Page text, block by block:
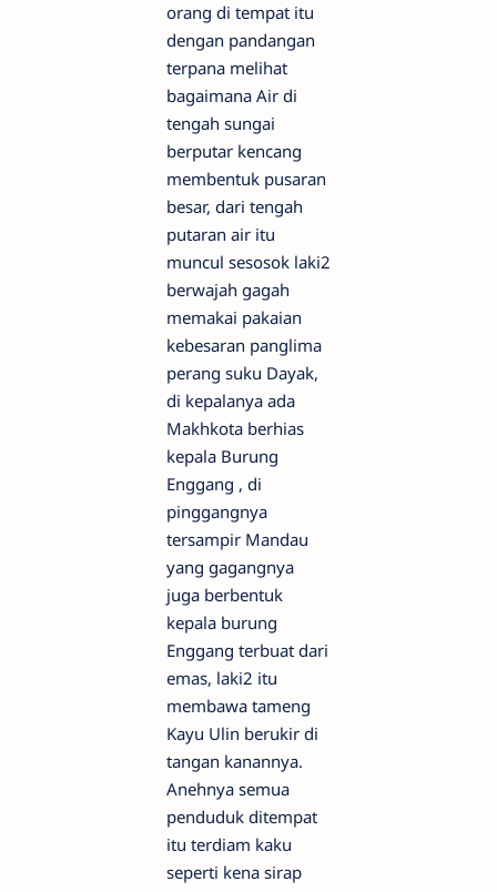
orang di tempat itu
dengan pandangan
terpana melihat
bagaimana Air di
tengah sungai
berputar kencang
membentuk pusaran
besar, dari tengah
putaran air itu
muncul sesosok laki2
berwajah gagah
memakai pakaian
kebesaran panglima
perang suku Dayak,
di kepalanya ada
Makhkota berhias
kepala Burung
Enggang , di
pinggangnya
tersampir Mandau
yang gagangnya
juga berbentuk
kepala burung
Enggang terbuat dari
emas, laki2 itu
membawa tameng
Kayu Ulin berukir di
tangan kanannya.
Anehnya semua
penduduk ditempat
itu terdiam kaku
seperti kena sirap